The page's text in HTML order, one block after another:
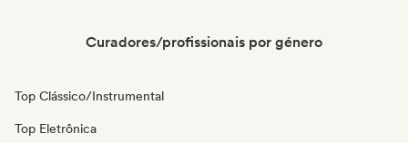
Curadores/profissionais por género
Top Clássico/Instrumental
Top Eletrônica